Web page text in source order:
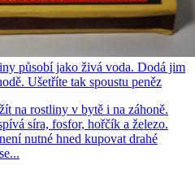
působí jako živá voda. Dodá jim
Ušetříte tak spoustu peněz
na rostliny v bytě i na záhoně.
síra, fosfor, hořčík a železo.
nutné hned kupovat drahé